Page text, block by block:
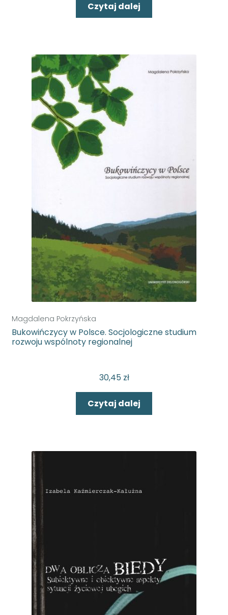
Czytaj dalej
Magdalena Pokrzyńska
Bukowińczycy w Polsce. Socjologiczne studium
rozwoju wspólnoty regionalnej
30,45 zł
Czytaj dalej